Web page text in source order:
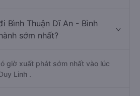
Bình Thuận Dĩ An - Bình
sớm nhất?
giờ xuất phát sớm nhất vào lúc
Linh .